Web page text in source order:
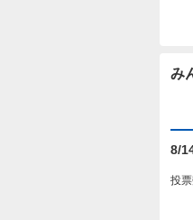
み
8/
投票